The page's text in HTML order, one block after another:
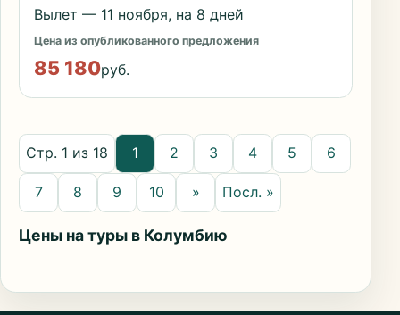
Вылет — 11 ноября, на 8 дней
Цена из опубликованного предложения
85 180руб.
Стр. 1 из 18 1 2 3 4 5 6
7 8 9 10 » Посл. »
Цены на туры в Колумбию